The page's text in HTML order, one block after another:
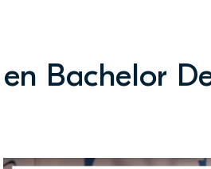
Bachelor